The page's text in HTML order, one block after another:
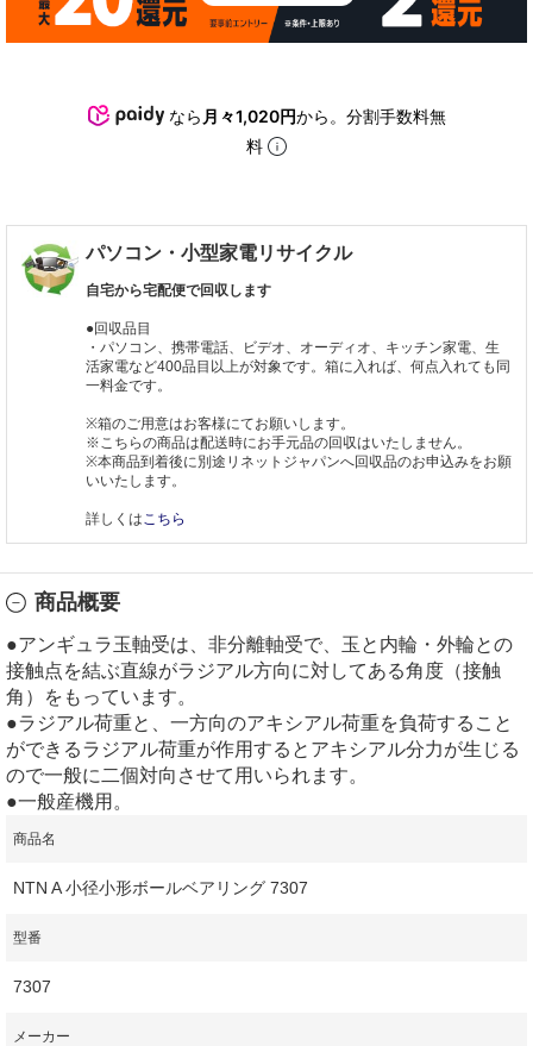
なら 月々1,020円から。分割手数料無
料
パソコン・小型家電リサイクル
自宅から宅配便で回収します
●回収品目
・パソコン、携帯電話、ビデオ、オーディオ、キッチン家電、生
活家電など400品目以上が対象です。箱に入れば、何点入れても同
一料金です。
※箱のご用意はお客様にてお願いします。
※こちらの商品は配送時にお手元品の回収はいたしません。
※本商品到着後に別途リネットジャパンへ回収品のお申込みをお願
いいたします。
詳しくはこちら
商品概要
●アンギュラ玉軸受は、非分離軸受で、玉と内輪・外輪との
接触点を結ぶ直線がラジアル方向に対してある角度（接触
角）をもっています。
●ラジアル荷重と、一方向のアキシアル荷重を負荷すること
ができるラジアル荷重が作用するとアキシアル分力が生じる
ので一般に二個対向させて用いられます。
●一般産機用。
商品名
NTN A 小径小形ボールベアリング 7307
型番
7307
メーカー